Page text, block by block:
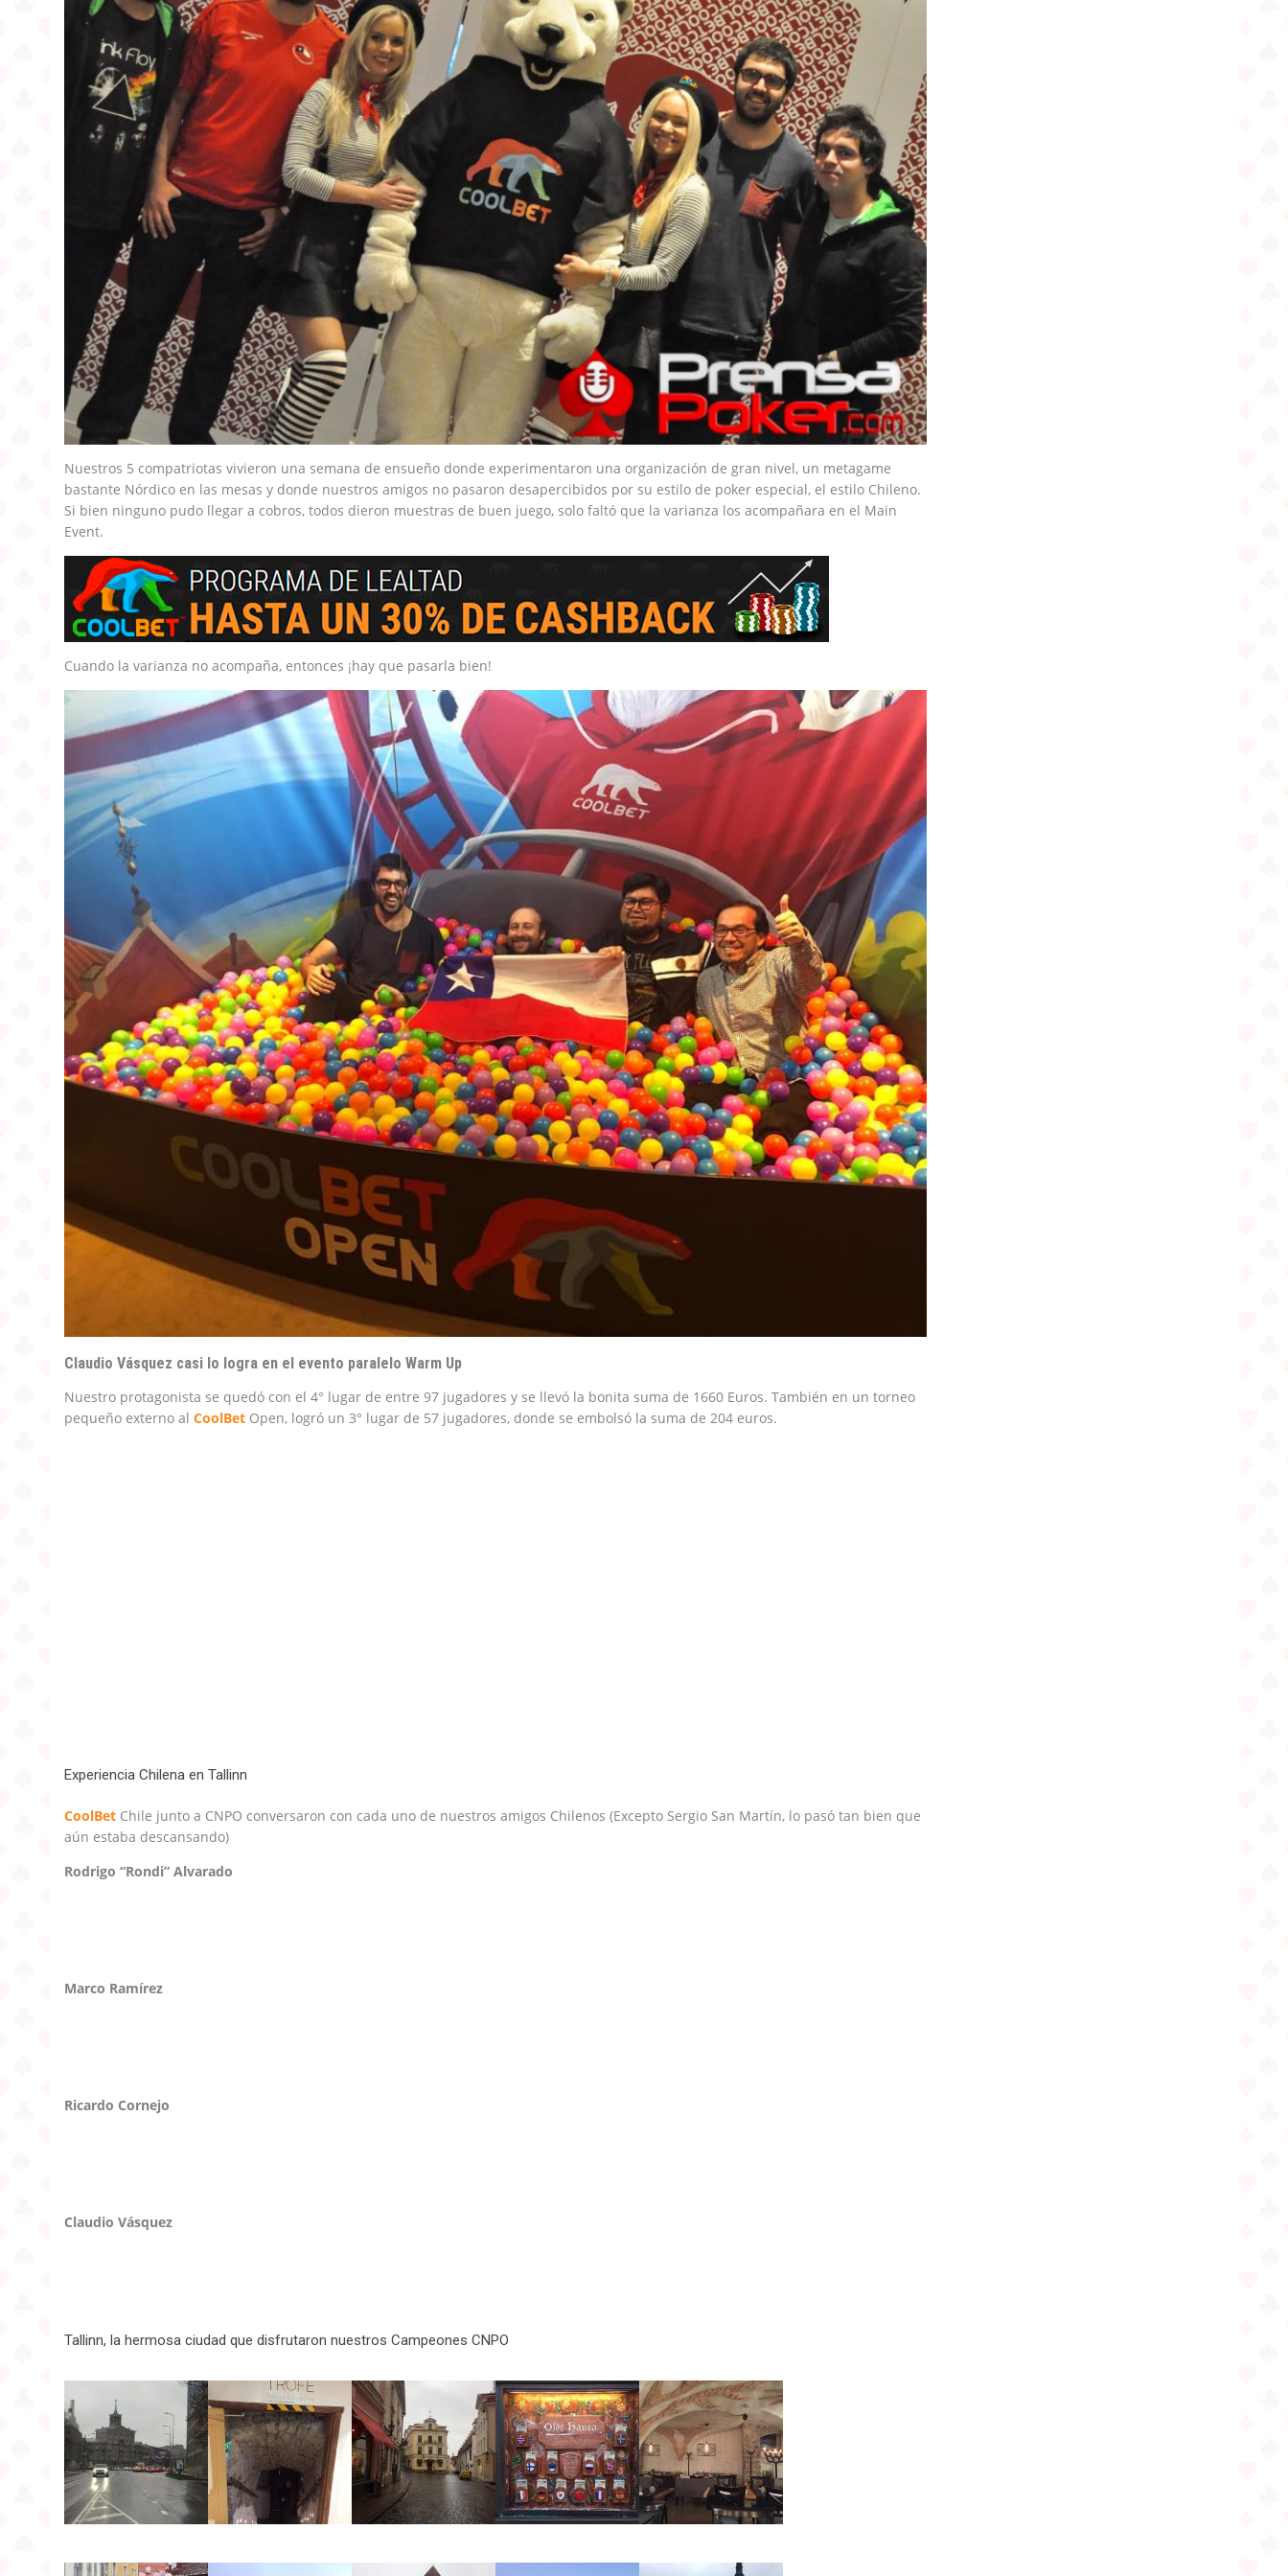
Nuestros 5 compatriotas vivieron una semana de ensueño donde experimentaron una organización de gran nivel, un metagame
bastante Nórdico en las mesas y donde nuestros amigos no pasaron desapercibidos por su estilo de poker especial, el estilo Chileno.
Si bien ninguno pudo llegar a cobros, todos dieron muestras de buen juego, solo faltó que la varianza los acompañara en el Main
Event.
Cuando la varianza no acompaña, entonces ¡hay que pasarla bien!
Claudio Vásquez casi lo logra en el evento paralelo Warm Up
Nuestro protagonista se quedó con el 4° lugar de entre 97 jugadores y se llevó la bonita suma de 1660 Euros. También en un torneo
pequeño externo al CoolBet Open, logró un 3° lugar de 57 jugadores, donde se embolsó la suma de 204 euros.
Experiencia Chilena en Tallinn
CoolBet Chile junto a CNPO conversaron con cada uno de nuestros amigos Chilenos (Excepto Sergio San Martín, lo pasó tan bien que
aún estaba descansando)
Rodrigo “Rondi” Alvarado
Marco Ramírez
Ricardo Cornejo
Claudio Vásquez
Tallinn, la hermosa ciudad que disfrutaron nuestros Campeones CNPO